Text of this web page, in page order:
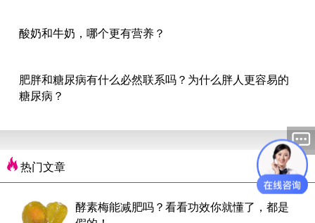
酸奶和牛奶，哪个更有营养？
肥胖和糖尿病有什么必然联系吗？为什么胖人更容易的
糖尿病？
热门文章
酵素梅能减肥吗？看看功效你就懂了，都是